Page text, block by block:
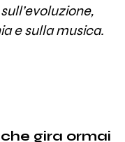
e sulla musica.
gira ormai